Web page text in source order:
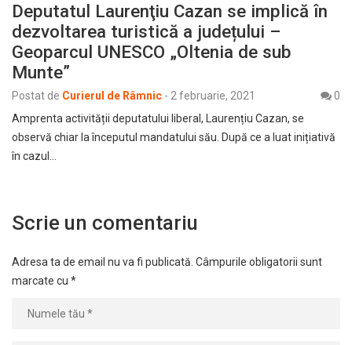
Deputatul Laurenţiu Cazan se implică în
dezvoltarea turistică a județului –
Geoparcul UNESCO „Oltenia de sub
Munte”
Postat de Curierul de Râmnic - 2 februarie, 2021
0
Amprenta activității deputatului liberal, Laurențiu Cazan, se
observă chiar la începutul mandatului său. După ce a luat inițiativă
în cazul…
Scrie un comentariu
Adresa ta de email nu va fi publicată. Câmpurile obligatorii sunt
marcate cu *